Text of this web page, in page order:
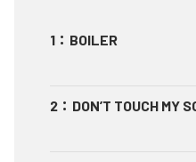
1 ： BOILER
2 ： DON’T TOUCH MY